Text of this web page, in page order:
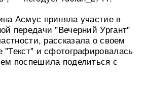
Асмус приняла участие в
передачи "Вечерний Ургант"
рассказала о своем
и сфотографировалась
поспешила поделиться с